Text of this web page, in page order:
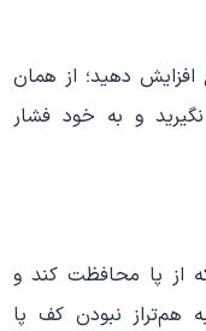
افزایش دهید؛ از همان
و به خود فشار
از پا محافظت کند و
هم‌تراز نبودن کف پا